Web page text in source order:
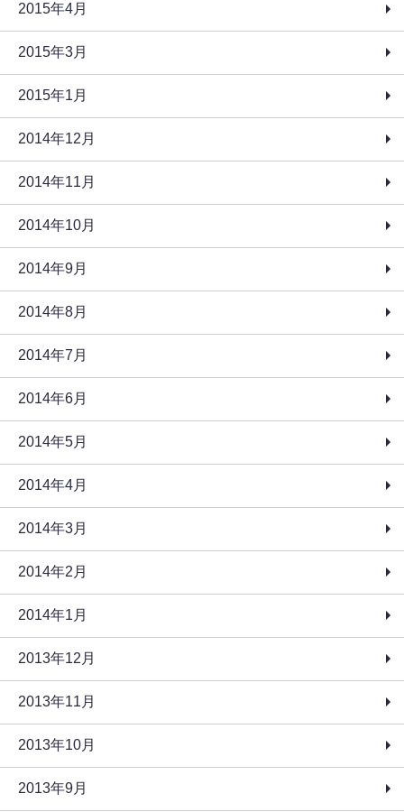
2015年4月
2015年3月
2015年1月
2014年12月
2014年11月
2014年10月
2014年9月
2014年8月
2014年7月
2014年6月
2014年5月
2014年4月
2014年3月
2014年2月
2014年1月
2013年12月
2013年11月
2013年10月
2013年9月